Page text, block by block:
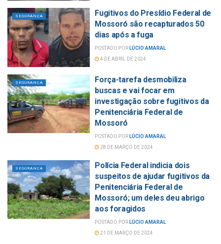
SEGURANÇA
Fugitivos do Presídio Federal de
Mossoró são recapturados 50
dias após a fuga
POSTADO POR LÚCIO AMARAL
4 DE ABRIL DE 2024
SEGURANÇA
Força-tarefa desmobiliza
buscas e vai focar em
investigação sobre fugitivos da
Penitenciária Federal de
Mossoró
POSTADO POR LÚCIO AMARAL
28 DE MARÇO DE 2024
SEGURANÇA
Polícia Federal indicia dois
suspeitos de ajudar fugitivos da
Penitenciária Federal de
Mossoró; um deles deu abrigo
aos foragidos
POSTADO POR LÚCIO AMARAL
21 DE MARÇO DE 2024